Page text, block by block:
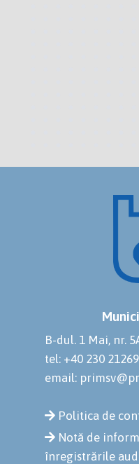
B-dul. 1 Mai, nr.
tel: +40 230
email:
Politica de
Notă de
înregistrările